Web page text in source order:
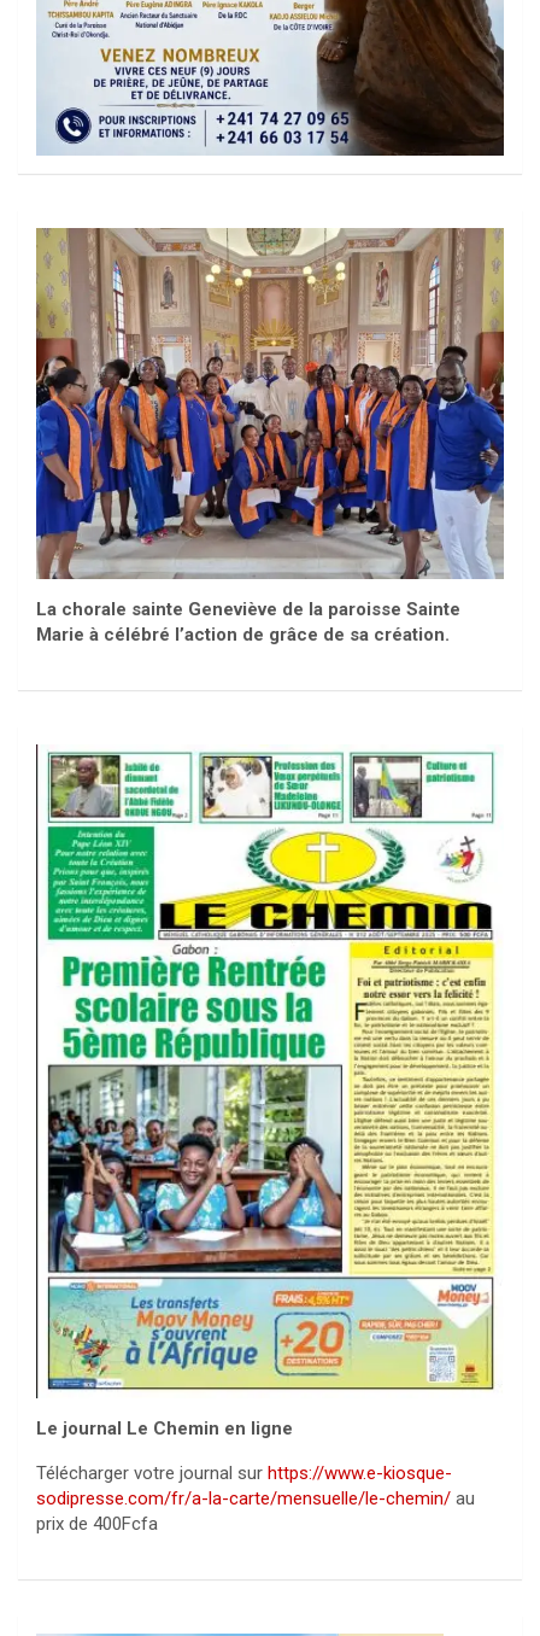
La chorale sainte Geneviève de la paroisse Sainte
Marie à célébré l’action de grâce de sa création.
Le journal Le Chemin en ligne
Télécharger votre journal sur https://www.e-kiosque-
sodipresse.com/fr/a-la-carte/mensuelle/le-chemin/ au
prix de 400Fcfa